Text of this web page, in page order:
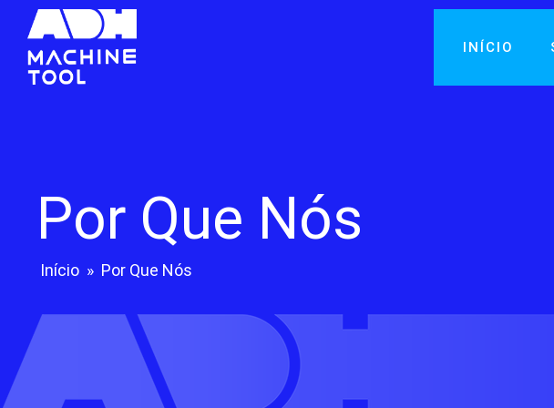
INÍCIO
Por Que Nós
Início » Por Que Nós